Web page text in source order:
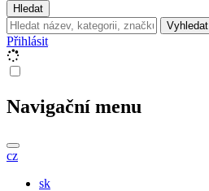
Hledat
Vyhledat
Přihlásit
Navigační menu
cz
sk